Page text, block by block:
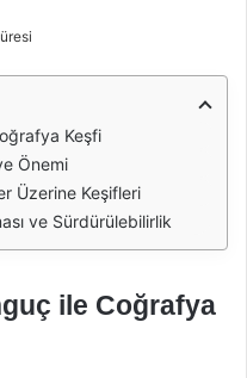
Keşfi
Önemi
Üzerine Keşifleri
ve Sürdürülebilirlik
ile Coğrafya